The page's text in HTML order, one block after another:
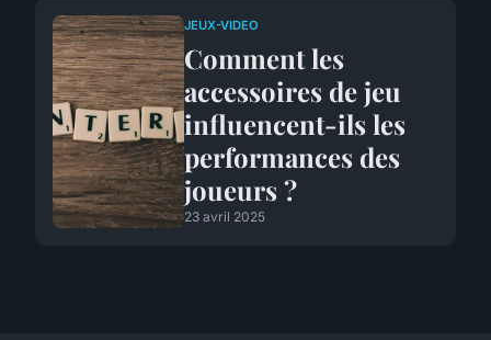
JEUX-VIDEO
Comment les
accessoires de jeu
influencent-ils les
performances des
joueurs ?
23 avril 2025